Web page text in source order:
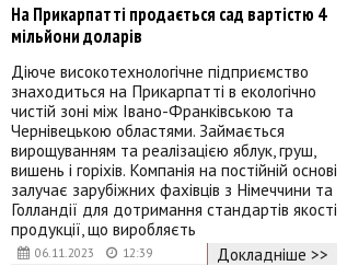
06.11.2023 12:39
На Прикарпатті продається сад вартістю 4
мільйони доларів
Діюче високотехнологічне підприємство
знаходиться на Прикарпатті в екологічно
чистій зоні між Івано-Франківською та
Чернівецькою областями. Займається
вирощуванням та реалізацією яблук, груш,
вишень і горіхів. Компанія на постійній основі
залучає зарубіжних фахівців з Німеччини та
Голландії для дотримання стандартів якості
продукції, що виробляєть
Докладніше >>